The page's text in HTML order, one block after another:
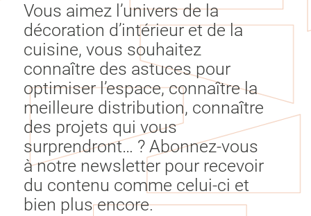
Vous aimez l’univers de la
décoration d’intérieur et de la
cuisine, vous souhaitez
connaître des astuces pour
optimiser l’espace, connaître la
meilleure distribution, connaître
des projets qui vous
surprendront… ? Abonnez-vous
à notre newsletter pour recevoir
du contenu comme celui-ci et
bien plus encore.